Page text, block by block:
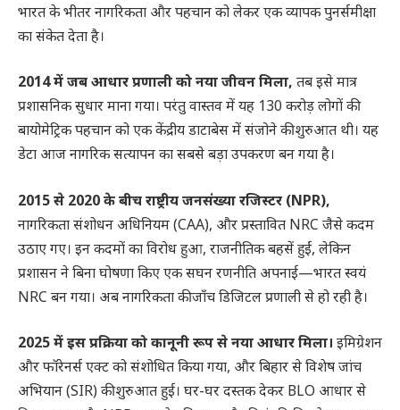
भारत के भीतर नागरिकता और पहचान को लेकर एक व्यापक पुनर्समीक्षा
का संकेत देता है।
2014 में जब आधार प्रणाली को नया जीवन मिला, तब इसे मात्र
प्रशासनिक सुधार माना गया। परंतु वास्तव में यह 130 करोड़ लोगों की
बायोमेट्रिक पहचान को एक केंद्रीय डाटाबेस में संजोने की शुरुआत थी। यह
डेटा आज नागरिक सत्यापन का सबसे बड़ा उपकरण बन गया है।
2015 से 2020 के बीच राष्ट्रीय जनसंख्या रजिस्टर (NPR),
नागरिकता संशोधन अधिनियम (CAA), और प्रस्तावित NRC जैसे कदम
उठाए गए। इन कदमों का विरोध हुआ, राजनीतिक बहसें हुईं, लेकिन
प्रशासन ने बिना घोषणा किए एक सघन रणनीति अपनाई—भारत स्वयं
NRC बन गया। अब नागरिकता की जाँच डिजिटल प्रणाली से हो रही है।
2025 में इस प्रक्रिया को कानूनी रूप से नया आधार मिला। इमिग्रेशन
और फॉरेनर्स एक्ट को संशोधित किया गया, और बिहार से विशेष जांच
अभियान (SIR) की शुरुआत हुई। घर-घर दस्तक देकर BLO आधार से